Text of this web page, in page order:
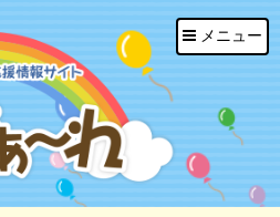
メニュー